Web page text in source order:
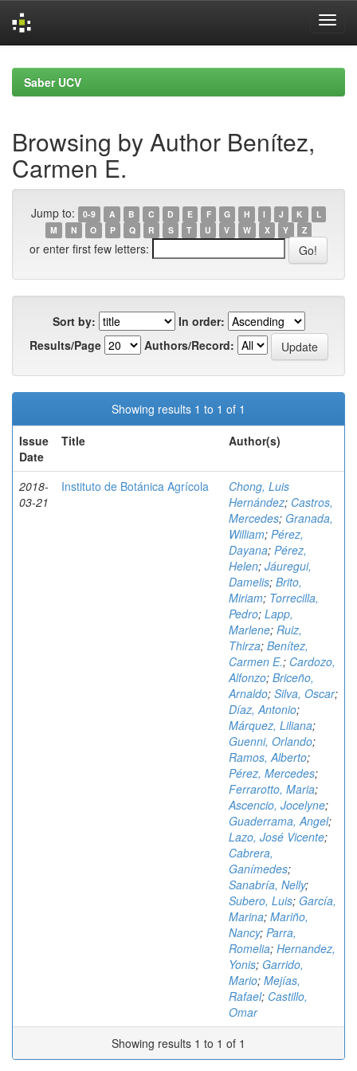
navigationSaber UCV
Browsing by Author Benítez,
Carmen E.
Jump to: 0-9 A B C D E F G H I J K
L
M
N O P Q R S T U V W X Y Z
or enter first few letters:
Sort by:
In order:
Results/Page
Authors/Record:
Showing results 1 to 1 of 1
Issue
Date
Title Author(s)
2018-
03-21
Instituto de Botánica Agrícola
Chong, Luis
Hernández; Castros,
Mercedes; Granada,
William; Pérez,
Dayana; Pérez,
Helen; Jáuregui,
Damelis; Brito,
Miriam; Torrecilla,
Pedro; Lapp,
Marlene; Ruiz,
Thirza; Benítez,
Carmen E.; Cardozo,
Alfonzo; Briceño,
Arnaldo; Silva, Oscar;
Díaz, Antonio;
Márquez, Liliana;
Guenni, Orlando;
Ramos, Alberto;
Pérez, Mercedes;
Ferrarotto, Maria;
Ascencio, Jocelyne;
Guaderrama, Angel;
Lazo, José Vicente;
Cabrera,
Ganímedes;
Sanabría, Nelly;
Subero, Luis; García,
Marina; Mariño,
Nancy; Parra,
Romelia; Hernandez,
Yonis; Garrido,
Mario; Mejías,
Rafael; Castillo,
Omar
Showing results 1 to 1 of 1